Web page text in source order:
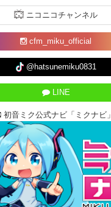
ニコニコチャンネル
cfm_miku_official
@hatsunemiku0831
LINE
初音ミク公式ナビ「ミクナビ」